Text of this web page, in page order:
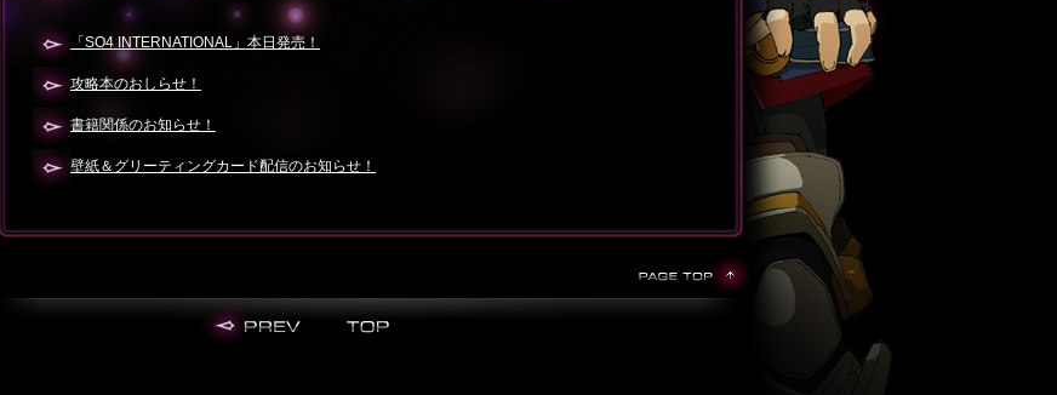
「SO4 INTERNATIONAL」本日発売！
攻略本のおしらせ！
書籍関係のお知らせ！
壁紙＆グリーティングカード配信のお知らせ！